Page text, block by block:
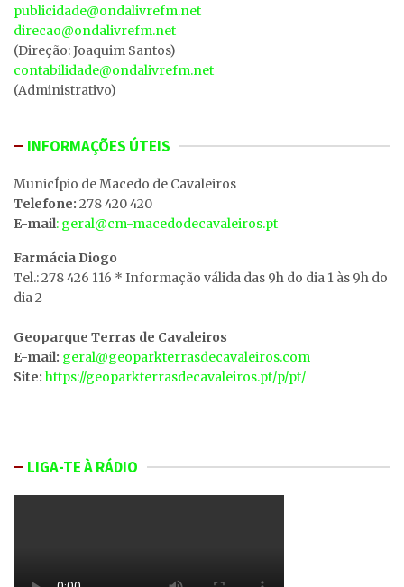
publicidade@ondalivrefm.net
direcao@ondalivrefm.net
(Direção: Joaquim Santos)
contabilidade@ondalivrefm.net
(Administrativo)
INFORMAÇÕES ÚTEIS
MunicÍpio de Macedo de Cavaleiros
Telefone: 278 420 420
E-mail: geral@cm-macedodecavaleiros.pt
Farmácia Diogo
Tel.: 278 426 116 * Informação válida das 9h do dia 1 às 9h do
dia 2
Geoparque Terras de Cavaleiros
E-mail: geral@geoparkterrasdecavaleiros.com
Site: https://geoparkterrasdecavaleiros.pt/p/pt/
LIGA-TE À RÁDIO